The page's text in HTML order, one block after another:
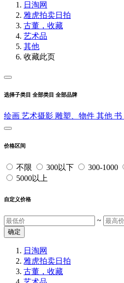
日淘网
雅虎拍卖日拍
古董，收藏
艺术品
其他
收藏此页
选择子类目 全部类目 全部品牌
绘画 艺术摄影 雕塑、物件 其他 书
价格区间
不限 300以下 300-1000
5000以上
自定义价格
~
确定
日淘网
雅虎拍卖日拍
古董，收藏